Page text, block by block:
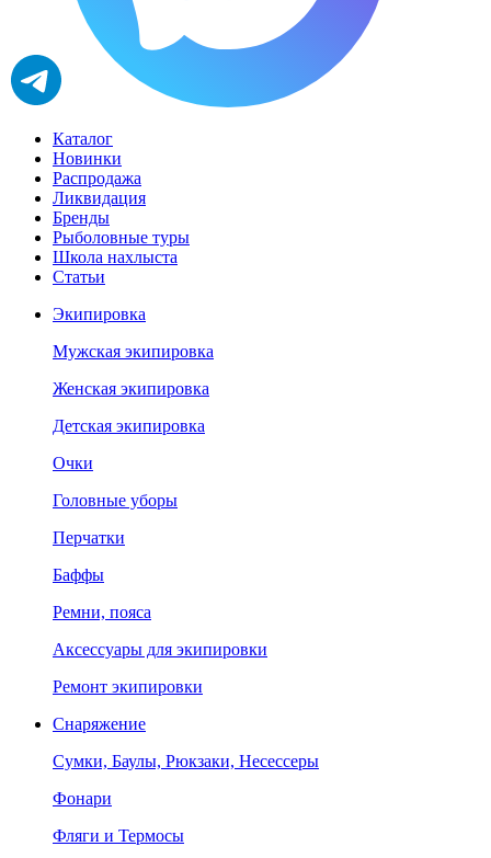
Каталог
Новинки
Распродажа
Ликвидация
Бренды
Рыболовные туры
Школа нахлыста
Статьи
Экипировка
Мужская экипировка
Женская экипировка
Детская экипировка
Очки
Головные уборы
Перчатки
Баффы
Ремни, пояса
Аксессуары для экипировки
Ремонт экипировки
Снаряжение
Сумки, Баулы, Рюкзаки, Несессеры
Фонари
Фляги и Термосы